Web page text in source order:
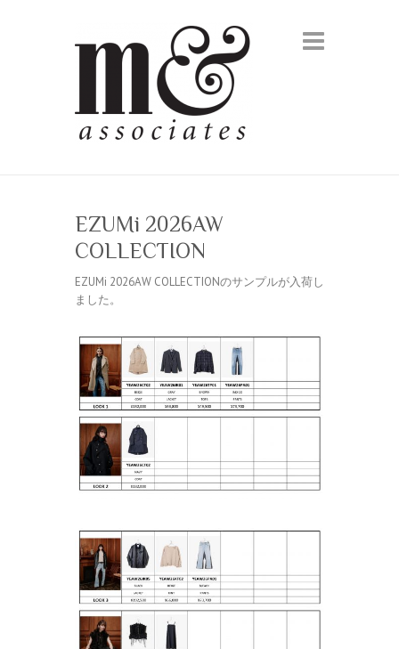
EZUMi 2026AW
COLLECTION
EZUMi 2026AW COLLECTIONのサンプルが入荷し
ました。